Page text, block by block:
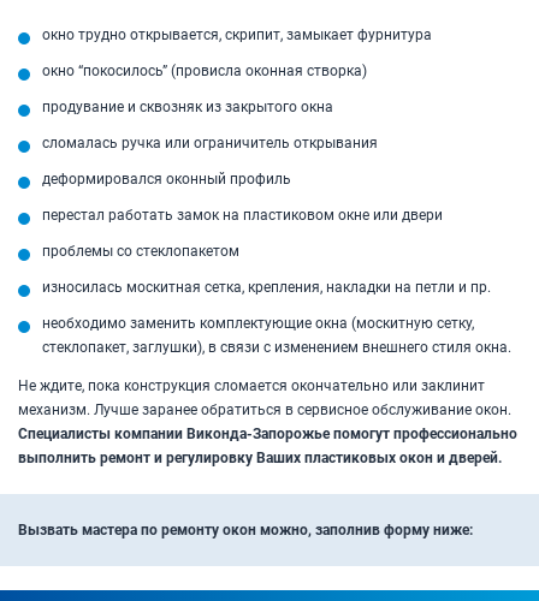
окно трудно открывается, скрипит, замыкает фурнитура
окно “покосилось” (провисла оконная створка)
продувание и сквозняк из закрытого окна
сломалась ручка или ограничитель открывания
деформировался оконный профиль
перестал работать замок на пластиковом окне или двери
проблемы со стеклопакетом
износилась москитная сетка, крепления, накладки на петли и пр.
необходимо заменить комплектующие окна (москитную сетку,
стеклопакет, заглушки), в связи с изменением внешнего стиля окна.
Не ждите, пока конструкция сломается окончательно или заклинит
механизм. Лучше заранее обратиться в сервисное обслуживание окон.
Специалисты компании Виконда-Запорожье помогут профессионально
выполнить ремонт и регулировку Ваших пластиковых окон и дверей.
Вызвать мастера по ремонту окон можно, заполнив форму ниже: